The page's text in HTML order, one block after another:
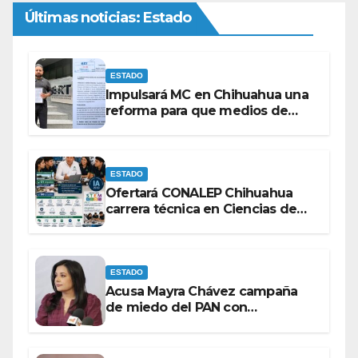
Últimas noticias: Estado
ESTADO
Impulsará MC en Chihuahua una
reforma para que medios de
ESTADO
Ofertará CONALEP Chihuahua
carrera técnica en Ciencias de
ESTADO
Acusa Mayra Chávez campaña
de miedo del PAN con